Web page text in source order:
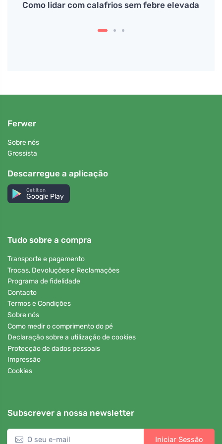
Como lidar com calafrios sem febre elevada
Ferwer
Sobre nós
Grossista
Descarregue a aplicação
Get it on
Google Play
Tudo sobre a compra
Transporte e pagamento
Trocas, Devoluções e Reclamações
Programa de fidelidade
Contacto
Termos e Condições
Sobre nós
Como medir o comprimento do pé
Declaração sobre a utilização de cookies
Protecção de dados pessoais
Impressão
Cookies
Subscrever a nossa newsletter
Iniciar Sessão